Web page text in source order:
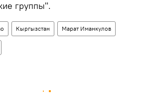
группы".
Кыргызстан Марат Иманкулов